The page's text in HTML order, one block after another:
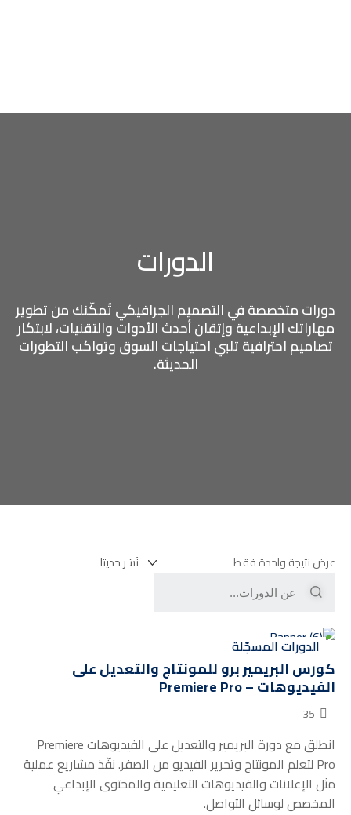
الدورات
دورات متخصصة في التصميم الجرافيكي تُمكّنك من تطوير
مهاراتك الإبداعية وإتقان أحدث الأدوات والتقنيات، لابتكار
تصاميم احترافية تلبي احتياجات السوق وتواكب التطورات
الحديثة.
عرض نتيجة واحدة فقط
الدورات المسجّلة
كورس البريمير برو للمونتاج والتعديل على
الفيديوهات – Premiere Pro
35
انطلق مع دورة البريمير والتعديل على الفيديوهات Premiere
Pro لتعلم المونتاج وتحرير الفيديو من الصفر. نفّذ مشاريع عملية
مثل الإعلانات والفيديوهات التعليمية والمحتوى الإبداعي
المخصص لوسائل التواصل.